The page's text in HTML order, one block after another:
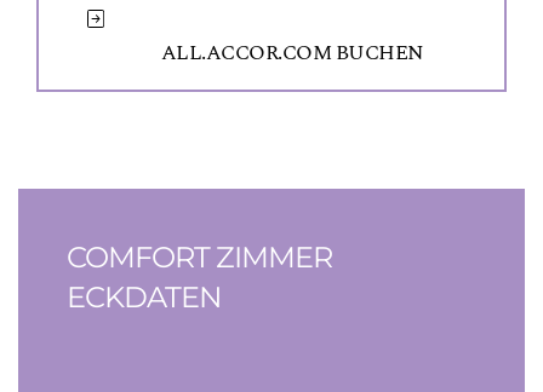
ALL.ACCOR.COM BUCHEN
COMFORT ZIMMER
ECKDATEN